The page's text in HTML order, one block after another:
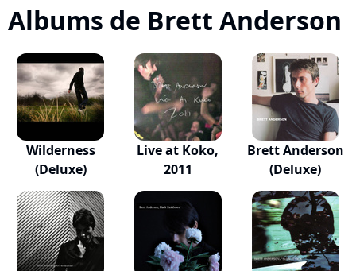
Albums de Brett Anderson
Wilderness
(Deluxe)
Live at Koko,
2011
Brett Anderson
(Deluxe)